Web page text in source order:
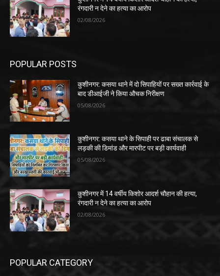
रंगदारी न देने का हत्या का आरोप
02/08/2026
POPULAR POSTS
कुशीनगर: कसया थाने में दो सिपाहियों पर सख्त कार्रवाई के
बाद डीआईजी ने किया औचक निरीक्षण
05/08/2026
कुशीनगर: कसया थाने के सिपाही पर ढाबा संचालक से
लड़की की डिमांड और मारपीट पर बड़ी कार्यवाही
05/08/2026
कुशीनगर में 14 वर्षीय किशोर आदर्श चौहान की हत्या,
रंगदारी न देने का हत्या का आरोप
02/08/2026
POPULAR CATEGORY